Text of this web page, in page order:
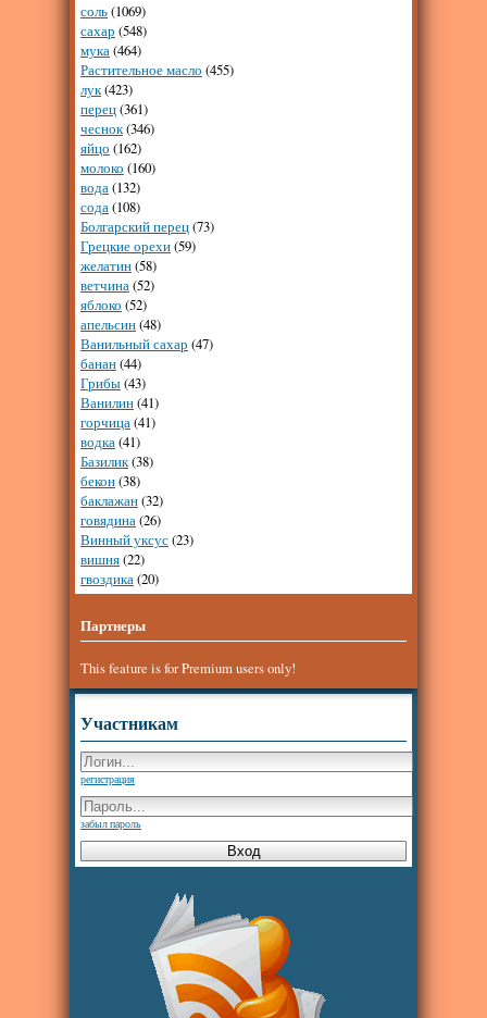
соль(1069)
сахар (548)
мука(464)
Растительное масло (455)
лук(423)
перец(361)
чеснок(346)
яйцо (162)
молоко (160)
вода(132)
сода(108)
Болгарский перец(73)
Грецкие орехи(59)
желатин(58)
ветчина(52)
яблоко (52)
апельсин(48)
Ванильный сахар (47)
банан(44)
Грибы(43)
Ванилин(41)
горчица(41)
водка(41)
Базилик(38)
бекон(38)
баклажан(32)
говядина(26)
Винный уксус(23)
вишня(22)
гвоздика(20)
Партнеры
This feature is for Premium users only!
Участникам
регистрация
забыл пароль